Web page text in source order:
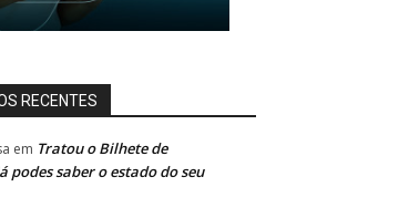
RECENTES
em Tratou o Bilhete de
podes saber o estado do seu